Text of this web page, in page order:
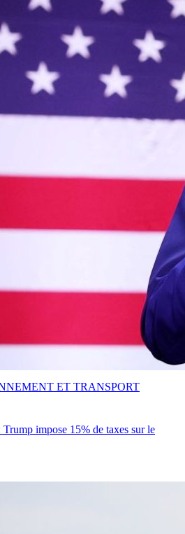
Trump impose 15% de taxes sur le
ET TRANSPORT